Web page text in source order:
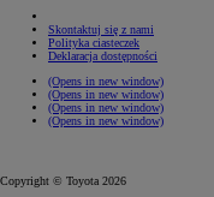
Skontaktuj się z nami
Polityka ciasteczek
Deklaracja dostępności
(Opens in new window)
(Opens in new window)
(Opens in new window)
(Opens in new window)
Copyright © Toyota 2026